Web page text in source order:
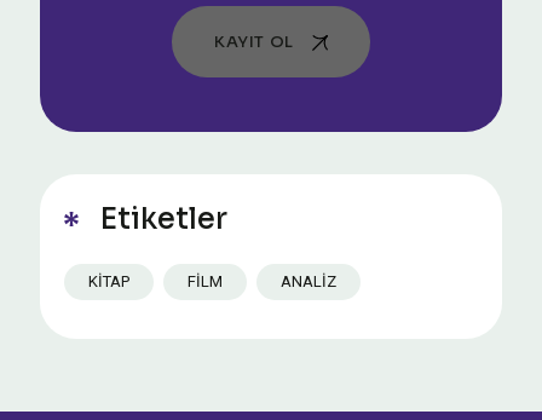
KAYIT OL
Etiketler
KITAP FILM ANALIZ